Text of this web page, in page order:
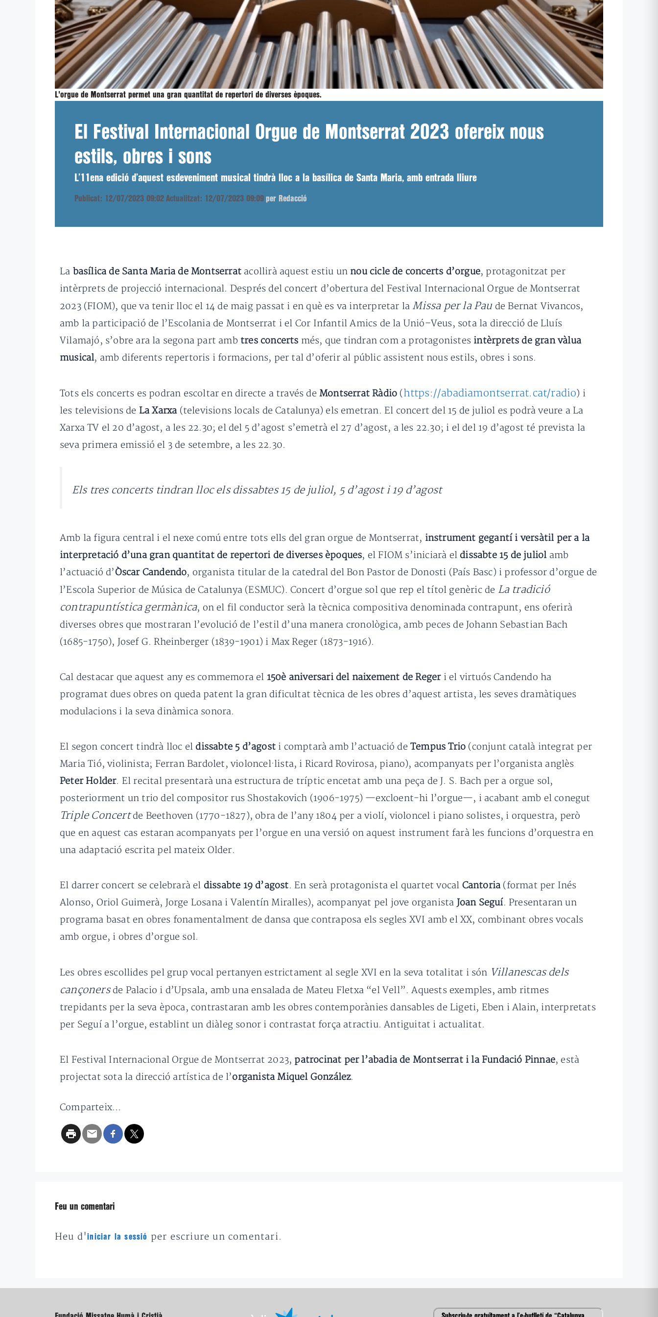
L'orgue de Montserrat permet una gran quantitat de repertori de diverses èpoques.
El Festival Internacional Orgue de Montserrat 2023 ofereix nous
estils, obres i sons
L’11ena edició d’aquest esdeveniment musical tindrà lloc a la basílica de Santa Maria, amb entrada lliure
Publicat: 12/07/2023 09:02 Actualitzat: 12/07/2023 09:09 per Redacció
La basílica de Santa Maria de Montserrat acollirà aquest estiu un nou cicle de concerts d’orgue, protagonitzat per
intèrprets de projecció internacional. Després del concert d’obertura del Festival Internacional Orgue de Montserrat
2023 (FIOM), que va tenir lloc el 14 de maig passat i en què es va interpretar laMissa per la Pau de Bernat Vivancos,
amb la participació de l’Escolania de Montserrat i el Cor Infantil Amics de la Unió–Veus, sota la direcció de Lluís
Vilamajó, s’obre ara la segona part ambtres concerts més, que tindran com a protagonistes intèrprets de gran vàlua
musical, amb diferents repertoris i formacions, per tal d’oferir al públic assistent nous estils, obres i sons.
Tots els concerts es podran escoltar en directe a través de Montserrat Ràdio (https://abadiamontserrat.cat/radio) i
les televisions de La Xarxa(televisions locals de Catalunya) els emetran. El concert del 15 de juliol es podrà veure a La
Xarxa TV el 20 d’agost, a les 22.30; el del 5 d’agost s’emetrà el 27 d’agost, a les 22.30; i el del 19 d’agost té prevista la
seva primera emissió el 3 de setembre, a les 22.30.
Els tres concerts tindran lloc els dissabtes 15 de juliol, 5 d’agost i 19 d’agost
Amb la figura central i el nexe comú entre tots ells del gran orgue de Montserrat, instrument gegantí i versàtil per a la
interpretació d’una gran quantitat de repertori de diverses èpoques, el FIOM s’iniciarà el dissabte 15 de juliolamb
l’actuació d’Òscar Candendo, organista titular de la catedral del Bon Pastor de Donosti (País Basc) i professor d’orgue de
l’Escola Superior de Música de Catalunya (ESMUC). Concert d’orgue sol que rep el títol genèric de La tradició
contrapuntística germànica, on el fil conductor serà la tècnica compositiva denominada contrapunt, ens oferirà
diverses obres que mostraran l’evolució de l’estil d’una manera cronològica, amb peces de Johann Sebastian Bach
(1685-1750), Josef G. Rheinberger (1839-1901) i Max Reger (1873-1916).
Cal destacar que aquest any es commemora el 150è aniversari del naixement de Regeri el virtuós Candendo ha
programat dues obres on queda patent la gran dificultat tècnica de les obres d’aquest artista, les seves dramàtiques
modulacions i la seva dinàmica sonora.
El segon concert tindrà lloc el dissabte 5 d’agost i comptarà amb l’actuació de Tempus Trio (conjunt català integrat per
Maria Tió, violinista; Ferran Bardolet, violoncel·lista, i Ricard Rovirosa, piano), acompanyats per l’organista anglès
Peter Holder. El recital presentarà una estructura de tríptic encetat amb una peça de J. S. Bach per a orgue sol,
posteriorment un trio del compositor rus Shostakovich (1906-1975) —excloent-hi l’orgue—, i acabant amb el conegut
Triple Concertde Beethoven (1770-1827), obra de l’any 1804 per a violí, violoncel i piano solistes, i orquestra, però
que en aquest cas estaran acompanyats per l’orgue en una versió on aquest instrument farà les funcions d’orquestra en
una adaptació escrita pel mateix Older.
El darrer concert se celebrarà el dissabte 19 d’agost. En serà protagonista el quartet vocal Cantoria(format per Inés
Alonso, Oriol Guimerà, Jorge Losana i Valentín Miralles), acompanyat pel jove organista Joan Seguí. Presentaran un
programa basat en obres fonamentalment de dansa que contraposa els segles XVI amb el XX, combinant obres vocals
amb orgue, i obres d’orgue sol.
Les obres escollides pel grup vocal pertanyen estrictament al segle XVI en la seva totalitat i són Villanescas dels
cançonersde Palacio i d’Upsala, amb una ensalada de Mateu Fletxa “el Vell”. Aquests exemples, amb ritmes
trepidants per la seva època, contrastaran amb les obres contemporànies dansables de Ligeti, Eben i Alain, interpretats
per Seguí a l’orgue, establint un diàleg sonor i contrastat força atractiu. Antiguitat i actualitat.
El Festival Internacional Orgue de Montserrat 2023, patrocinat per l’abadia de Montserrat i la Fundació Pinnae, està
projectat sota la direcció artística de l’organista Miquel González.
Comparteix...
Feu un comentari
Heu d'iniciar la sessió per escriure un comentari.